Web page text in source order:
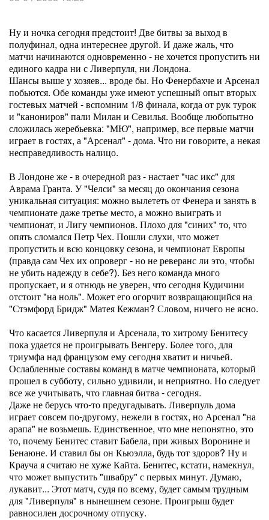
Ну и ночка сегодня предстоит! Две битвы за выход в
полуфинал, одна интереснее другой. И даже жаль, что
матчи начинаются одновременно - не хочется пропустить ни
единого кадра ни с Ливерпуля, ни Лондона.
Шансы выше у хозяев... вроде бы. Но Фенербахче и Арсенал
побьются. Обе команды уже имеют успешный опыт вторых
гостевых матчей - вспомним 1/8 финала, когда от рук турок
и "канониров" пали Милан и Севилья. Вообще любопытно
сложилась жеребьевка: "МЮ", например, все первые матчи
играет в гостях, а "Арсенал" - дома. Что ни говорите, а некая
несправедливость налицо.
В Лондоне же - в очередной раз - настает "час икс" для
Аврама Гранта. У "Челси" за месяц до окончания сезона
уникальная ситуация: можно вылететь от Фенера и занять в
чемпионате даже третье место, а можно выиграть и
чемпионат, и Лигу чемпионов. Плохо для "синих" то, что
опять сломался Петр Чех. Пошли слухи, что может
пропустить и всю концовку сезона, и чемпионат Европы
(правда сам Чех их опроверг - но не реверанс ли это, чтобы
не убить надежду в себе?). Без него команда много
пропускает, и я отнюдь не уверен, что сегодня Кудичини
отстоит "на ноль". Может его огорчит возвращающийся на
"Стэмфорд Бридж" Матея Кежман? Словом, ничего не ясно.
Что касается Ливерпуля и Арсенала, то хитрому Бенитесу
пока удается не проигрывать Венгеру. Более того, для
триумфа над французом ему сегодня хватит и ничьей.
Ослабленные составы команд в матче чемпионата, который
прошел в субботу, сильно удивили, и неприятно. Но следует
все же учитывать, что главная битва - сегодня.
Даже не берусь что-то предугадывать. Ливерпуль дома
играет совсем по-другому, нежели в гостях, но Арсенал "на
арапа" не возьмешь. Единственное, что мне непонятно, это
то, почему Бенитес ставит Бабела, при живых Воронине и
Бенаюне. И ставил бы он Кьюэлла, будь тот здоров? Ну и
Крауча я считаю не хуже Кайта. Бенитес, кстати, намекнул,
что может выпустить "швабру" с первых минут. Думаю,
лукавит... Этот матч, судя по всему, будет самым трудным
для "Ливерпуля" в нынешнем сезоне. Проигрыш будет
равносилен досрочному отпуску.